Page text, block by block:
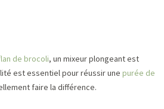
de brocoli, un mixeur plongeant est
est essentiel pour réussir une purée de
faire la différence.